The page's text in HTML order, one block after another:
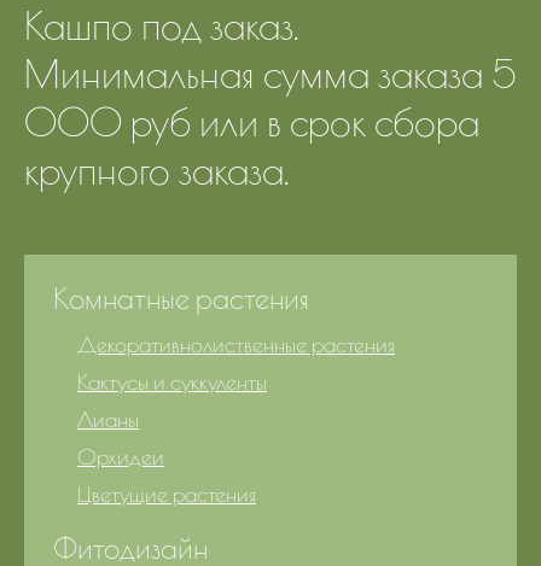
Кашпо под заказ.
Минимальная сумма заказа 5
000 руб или в срок сбора
крупного заказа.
Комнатные растения
Декоративнолиственные растения
Кактусы и суккуленты
Лианы
Орхидеи
Цветущие растения
Фитодизайн